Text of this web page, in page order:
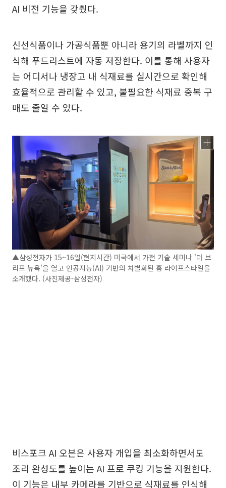
AI 비전 기능을 갖췄다.
신선식품이나 가공식품뿐 아니라 용기의 라벨까지 인
식해 푸드리스트에 자동 저장한다. 이를 통해 사용자
는 어디서나 냉장고 내 식재료를 실시간으로 확인해
효율적으로 관리할 수 있고, 불필요한 식재료 중복 구
매도 줄일 수 있다.
▲삼성전자가 15~16일(현지시간) 미국에서 가전 기술 세미나 '더 브
리프 뉴욕'을 열고 인공지능(AI) 기반의 차별화된 홈 라이프스타일을
소개했다. (사진제공-삼성전자)
비스포크 AI 오븐은 사용자 개입을 최소화하면서도
조리 완성도를 높이는 AI 프로 쿠킹 기능을 지원한다.
이 기능은 내부 카메라를 기반으로 식재료를 인식해